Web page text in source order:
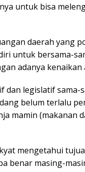
untuk bisa
daerah yang
untuk bersama-
adanya kenaikan
dan legislatif
belum terlalu
mamin (makanan
mengetahui
benar masing-